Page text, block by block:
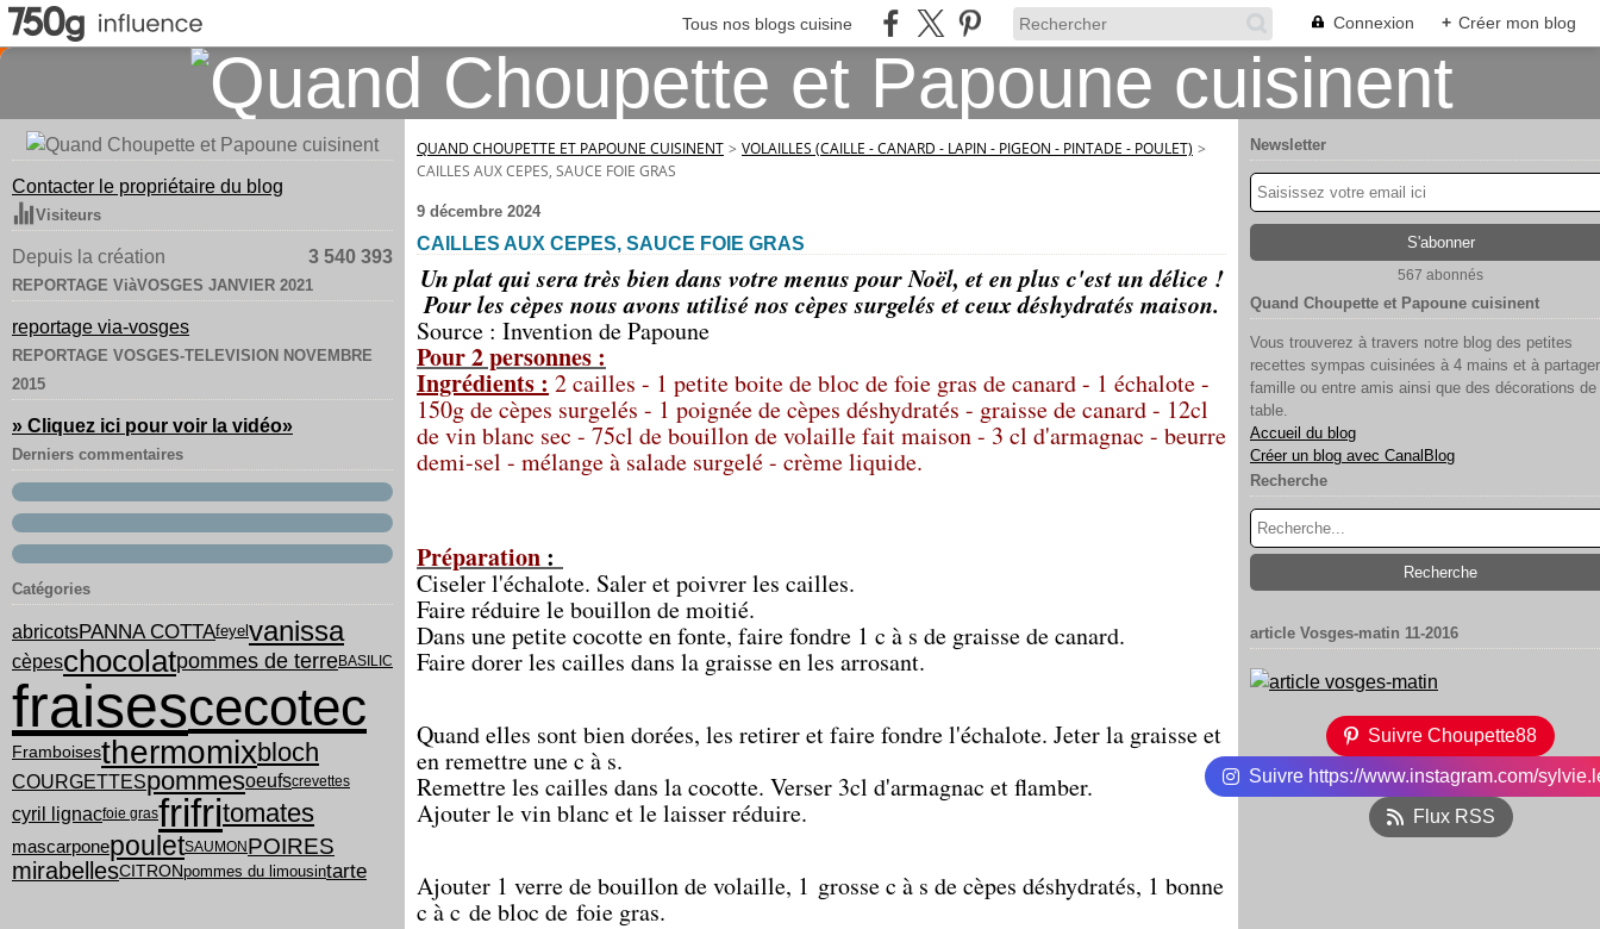
Tous nos blogs cuisine Connexion + Créer mon blog
Contacter le propriétaire du blog
Visiteurs
Depuis la création 3 540 393
REPORTAGE ViàVOSGES JANVIER 2021
reportage via-vosges
REPORTAGE VOSGES-TELEVISION NOVEMBRE
2015
» Cliquez ici pour voir la vidéo»
Derniers commentaires
Catégories
abricotsPANNA COTTAfeyel vanissa
cèpeschocolatpommes de terreBASILIC
fraisescecotec
Framboisesthermomixbloch
COURGETTESpommesoeufscrevettes
cyril lignacfoie grasfrifritomates
mascarponepouletSAUMONPOIRES
mirabellesCITRONpommes du limousintarte
QUAND CHOUPETTE ET PAPOUNE CUISINENT > VOLAILLES (CAILLE - CANARD - LAPIN - PIGEON - PINTADE - POULET) >
CAILLES AUX CEPES, SAUCE FOIE GRAS
9 décembre 2024
CAILLES AUX CEPES, SAUCE FOIE GRAS
Un plat qui sera très bien dans votre menus pour Noël, et en plus c'est un délice !
Pour les cèpes nous avons utilisé nos cèpes surgelés et ceux déshydratés maison.
Source : Invention de Papoune
Pour 2 personnes :
Ingrédients : 2 cailles - 1 petite boite de bloc de foie gras de canard - 1 échalote -
150g de cèpes surgelés - 1 poignée de cèpes déshydratés - graisse de canard - 12cl
de vin blanc sec - 75cl de bouillon de volaille fait maison - 3 cl d'armagnac - beurre
demi-sel - mélange à salade surgelé - crème liquide.
Préparation :
Ciseler l'échalote. Saler et poivrer les cailles.
Faire réduire le bouillon de moitié.
Dans une petite cocotte en fonte, faire fondre 1 c à s de graisse de canard.
Faire dorer les cailles dans la graisse en les arrosant.
Quand elles sont bien dorées, les retirer et faire fondre l'échalote. Jeter la graisse et
en remettre une c à s.
Remettre les cailles dans la cocotte. Verser 3cl d'armagnac et flamber.
Ajouter le vin blanc et le laisser réduire.
Ajouter 1 verre de bouillon de volaille, 1 grosse c à s de cèpes déshydratés, 1 bonne
c à c de bloc de foie gras.
Newsletter
567 abonnés
Quand Choupette et Papoune cuisinent
Vous trouverez à travers notre blog des petites
recettes sympas cuisinées à 4 mains et à
famille ou entre amis ainsi que des décorations de
table.
Accueil du blog
Créer un blog avec CanalBlog
Recherche
article Vosges-matin 11-2016
Suivre Choupette88
Suivre https://www.instagram.com/
Flux RSS